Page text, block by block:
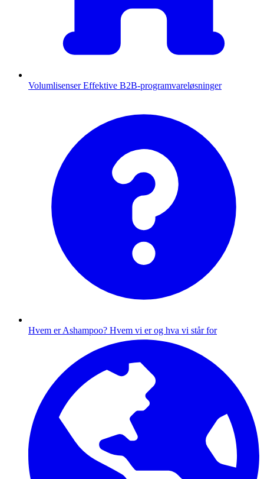
Volumlisenser Effektive B2B-programvareløsninger
Hvem er Ashampoo? Hvem vi er og hva vi står for